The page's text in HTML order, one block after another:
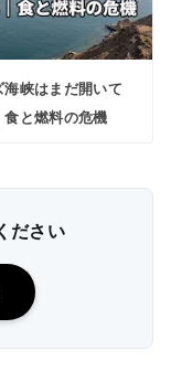
海峡はまだ開いて
食と燃料の危機
ださい